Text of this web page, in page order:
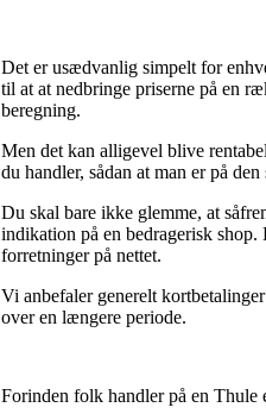
Det er usædvanlig simpelt for
til at at nedbringe priserne på en
beregning.
Men det kan alligevel blive
du handler, sådan at man er på
Du skal bare ikke glemme, at
indikation på en bedragerisk
forretninger på nettet.
Vi anbefaler generelt
over en længere periode.
Forinden folk handler på en Thule